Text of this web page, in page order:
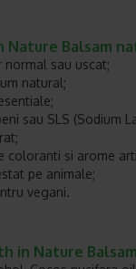
Nature Balsam
normal sau uscat;
natural;
sau SLS (Sodium
coloranti si arome
pe animale;
vegani.
in Nature